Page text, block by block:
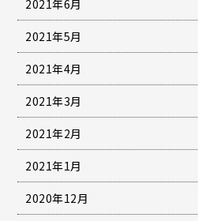
2021年6月
2021年5月
2021年4月
2021年3月
2021年2月
2021年1月
2020年12月